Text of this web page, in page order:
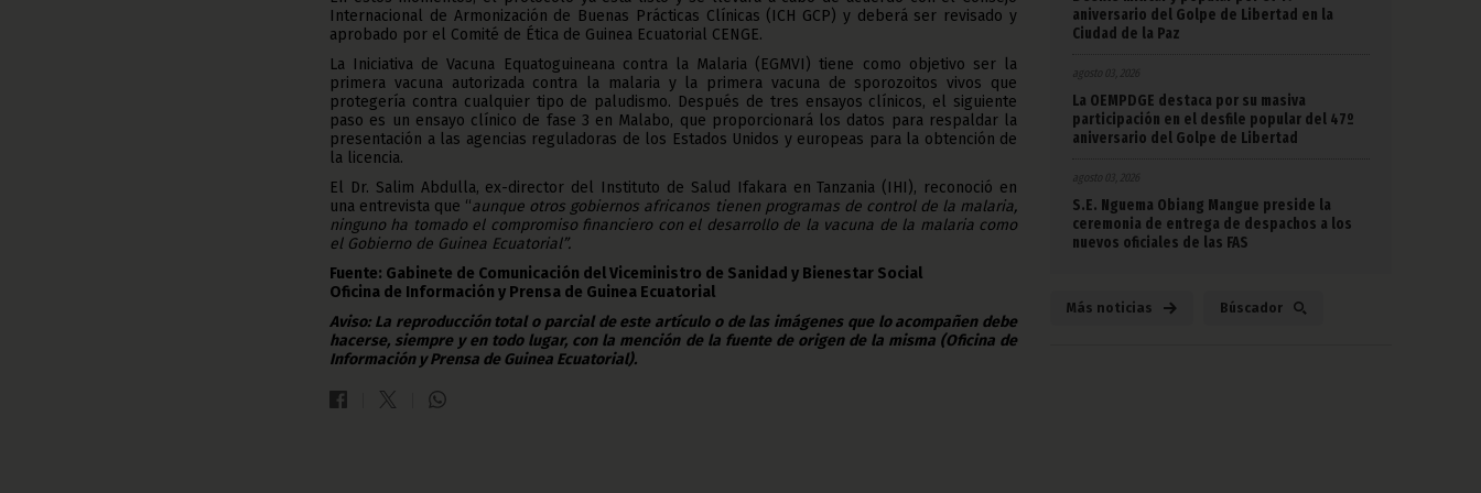
Internacional de Armonización de Buenas Prácticas Clínicas (ICH GCP) y deberá ser revisado y
aprobado por el Comité de Ética de Guinea Ecuatorial CENGE.
La Iniciativa de Vacuna Equatoguineana contra la Malaria (EGMVI) tiene como objetivo ser la
primera vacuna autorizada contra la malaria y la primera vacuna de sporozoitos vivos que
protegería contra cualquier tipo de paludismo. Después de tres ensayos clínicos, el siguiente
paso es un ensayo clínico de fase 3 en Malabo, que proporcionará los datos para respaldar la
presentación a las agencias reguladoras de los Estados Unidos y europeas para la obtención de
la licencia.
El Dr. Salim Abdulla, ex-director del Instituto de Salud Ifakara en Tanzania (IHI), reconoció en
una entrevista que “aunque otros gobiernos africanos tienen programas de control de la malaria,
ninguno ha tomado el compromiso financiero con el desarrollo de la vacuna de la malaria como
el Gobierno de Guinea Ecuatorial”.
Fuente: Gabinete de Comunicación del Viceministro de Sanidad y Bienestar Social
Oficina de Información y Prensa de Guinea Ecuatorial
Aviso: La reproducción total o parcial de este artículo o de las imágenes que lo acompañen debe
hacerse, siempre y en todo lugar, con la mención de la fuente de origen de la misma (Oficina de
Información y Prensa de Guinea Ecuatorial).
aniversario del Golpe de Libertad en la
Ciudad de la Paz
agosto 03, 2026
La OEMPDGE destaca por su masiva
participación en el desfile popular del 47º
aniversario del Golpe de Libertad
agosto 03, 2026
S.E. Nguema Obiang Mangue preside la
ceremonia de entrega de despachos a los
nuevos oficiales de las FAS
Más noticias Búscador